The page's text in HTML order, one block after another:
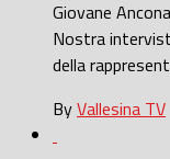
Giovane
Nostra
della
ByVallesina TV